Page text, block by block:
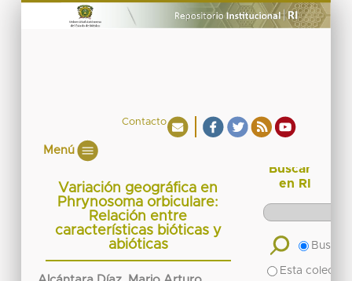
Contacto
Menú
Variación geográfica en
Phrynosoma orbiculare:
Relación entre
características bióticas y
abióticas
Buscar
en RI
Buscar
Esta